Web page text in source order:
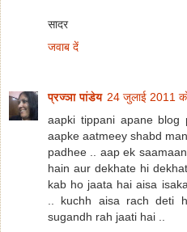
सादर
जवाब दें
प्रज्ञा पांडेय 24 जुलाई 2011
aapki tippani apane
aapke aatmeey shabd
padhee .. aap ek
hain aur dekhate hi
kab ho jaata hai aisa
.. kuchh aisa rach deti
sugandh rah jaati hai ..